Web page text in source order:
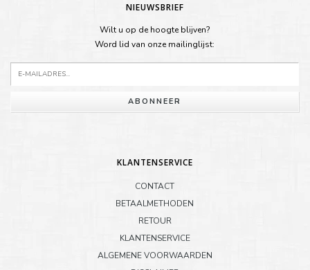
NIEUWSBRIEF
Wilt u op de hoogte blijven?
Word lid van onze mailinglijst:
ABONNEER
KLANTENSERVICE
CONTACT
BETAALMETHODEN
RETOUR
KLANTENSERVICE
ALGEMENE VOORWAARDEN